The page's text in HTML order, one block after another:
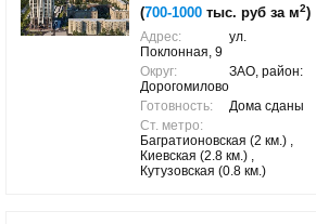
(700-1000 тыс. руб за м2)
Адрес:
ул.
Поклонная, 9
Округ:
ЗАО, район:
Дорогомилово
Готовность:
Дома сданы
Ст. метро:
Багратионовская (2 км.) ,
Киевская (2.8 км.) ,
Кутузовская (0.8 км.)